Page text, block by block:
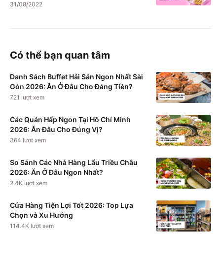
31/08/2022
Có thể bạn quan tâm
Danh Sách Buffet Hải Sản Ngon Nhất Sài
Gòn 2026: Ăn Ở Đâu Cho Đáng Tiền?
721 lượt xem
Các Quán Hấp Ngon Tại Hồ Chí Minh
2026: Ăn Đâu Cho Đúng Vị?
364 lượt xem
So Sánh Các Nhà Hàng Lẩu Triều Châu
2026: Ăn Ở Đâu Ngon Nhất?
2.4K lượt xem
Cửa Hàng Tiện Lợi Tốt 2026: Top Lựa
Chọn và Xu Hướng
114.4K lượt xem